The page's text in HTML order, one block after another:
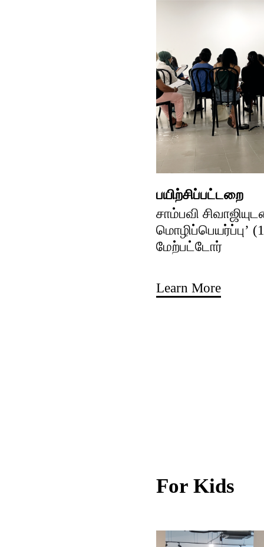
பயிற்சிப்பட்டறை
சாம்பவி
மொழிப்பெயர்ப்பு’
மேற்பட்டோர்
Learn More
For Kids